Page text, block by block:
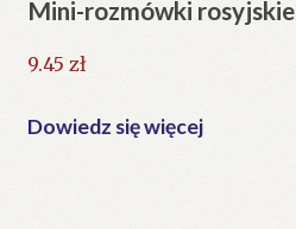
Mini-rozmówki rosyjskie
9.45 zł
Dowiedz się więcej